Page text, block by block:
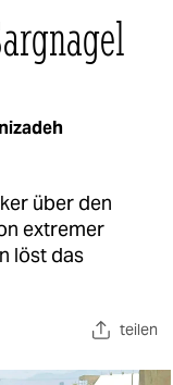
über den
extremer
löst das
teilen